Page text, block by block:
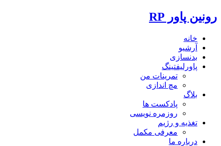
رونین پاور RP
خانه
آرشیو
بدنسازی
پاورلیفتینگ
تمرینات من
مچ اندازی
بلاگ
پادکست ها
روزمره نویسی
تغذیه و رژیم
معرفی مکمل
درباره ما